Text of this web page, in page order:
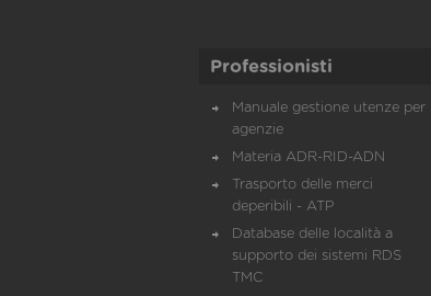
Professionisti
Manuale gestione utenze per
agenzie
Materia ADR-RID-ADN
Trasporto delle merci
deperibili - ATP
Database delle località a
supporto dei sistemi RDS
TMC